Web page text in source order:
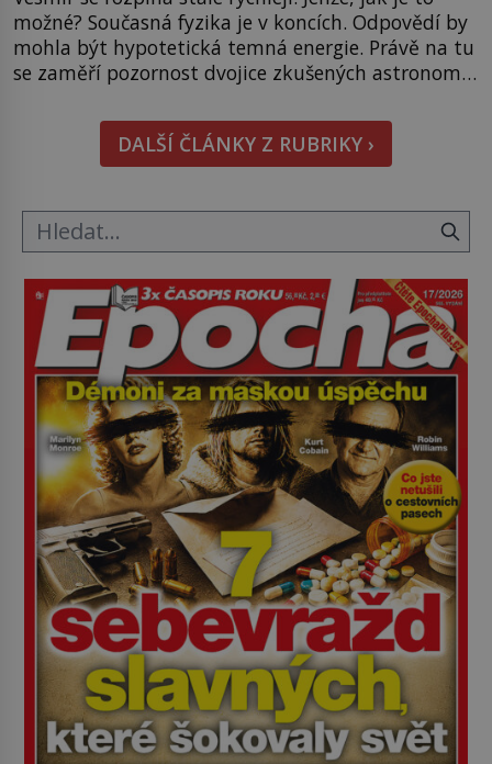
možné? Současná fyzika je v koncích. Odpovědí by
mohla být hypotetická temná energie. Právě na tu
se zaměří pozornost dvojice zkušených astronomů.
hmatatelnějšího. Naprosto rekordní kometu!
Astronomové Pedro Bernardinelli a Gary Bernstein
mravenčí prací zkoumají archivní snímky v rámci
DALŠÍ ČLÁNKY Z RUBRIKY ›